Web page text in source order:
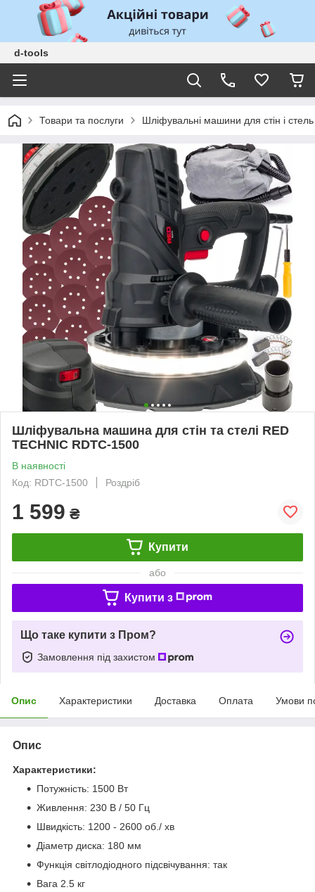
d-tools
Товари та послуги Шліфувальні машини для стін і стель
Шліфувальна машина для стін та стелі RED
TECHNIC RDTC-1500
В наявності
Код: RDTC-1500
Роздріб
1 599 ₴
Купити
або
Купити з
Що таке купити з Пром?
Замовлення під захистом
Опис Характеристики Доставка Оплата Умови
Опис
Характеристики:
Потужність: 1500 Вт
Живлення: 230 В / 50 Гц
Швидкість: 1200 - 2600 об./ хв
Діаметр диска: 180 мм
Функція світлодіодного підсвічування: так
Вага 2.5 кг